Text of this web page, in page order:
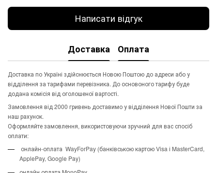
Написати відгук
Доставка Оплата
Доставка по Україні здійснюється Новою Поштою до адреси або у
відділення за тарифами перевізника. До основоного тарифу буде
додана комісія від оголошеної вартості.
Замовлення від 2000 гривень доставимо у відділення Нової Пошти за
наш рахунок.
Оформляйте замовлення, використовуючи зручний для вас спосіб
оплати:
онлайн-оплата WayForPay (банківською картою Visa і MasterCard,
ApplePay, Google Pay)